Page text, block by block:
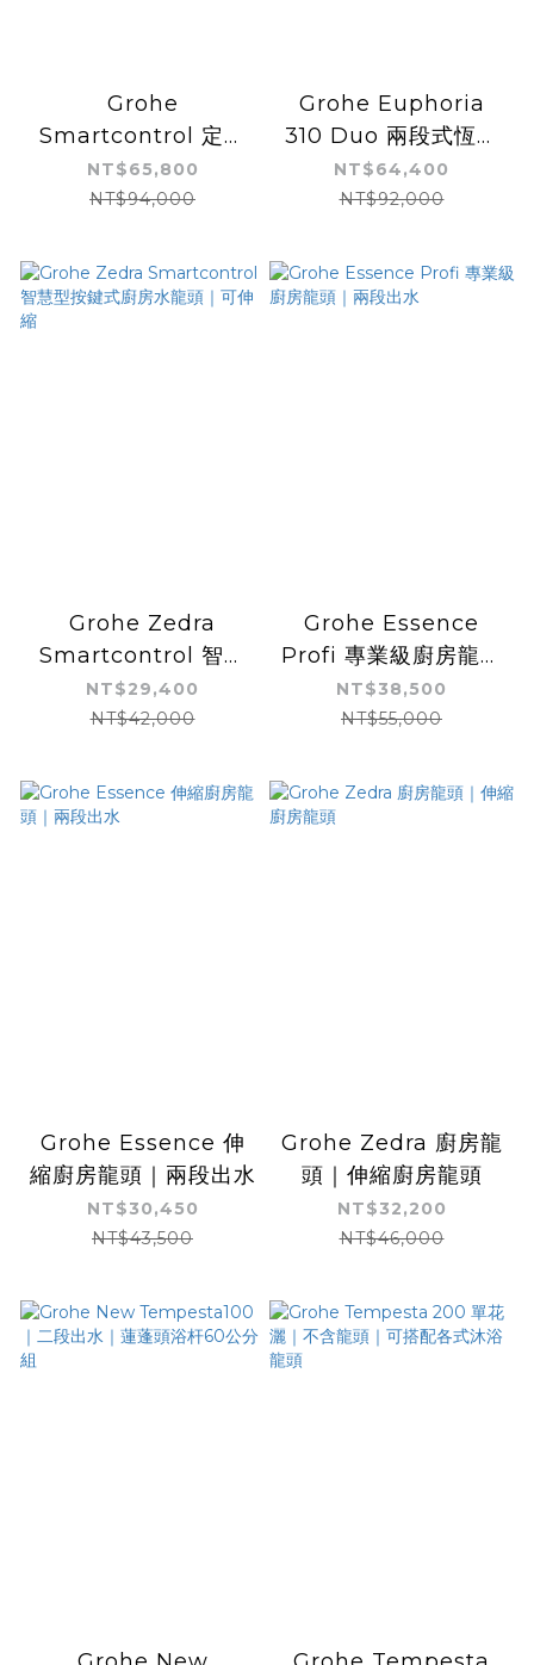
Grohe
Smartcontrol 定溫
淋浴花灑-三鈕 | 德國
原裝進口 | 按鈕控制 |
NT$65,800
NT$94,000
Grohe Euphoria
310 Duo 兩段式恆溫
花灑組
NT$64,400
NT$92,000
Grohe Zedra
Smartcontrol 智慧
型按鍵式廚房水龍頭｜
可伸縮
NT$29,400
NT$42,000
Grohe Essence
Profi 專業級廚房龍頭
｜兩段出水
NT$38,500
NT$55,000
Grohe Essence 伸
縮廚房龍頭｜兩段出水
NT$30,450
NT$43,500
Grohe Zedra 廚房龍
頭｜伸縮廚房龍頭
NT$32,200
NT$46,000